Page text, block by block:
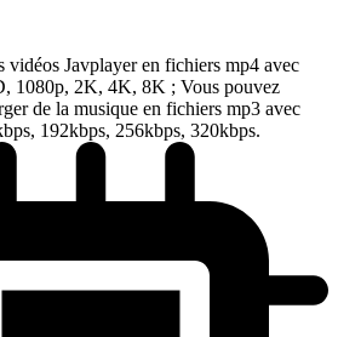
vidéos Javplayer en fichiers mp4 avec
1080p, 2K, 4K, 8K ; Vous pouvez
de la musique en fichiers mp3 avec
192kbps, 256kbps, 320kbps.